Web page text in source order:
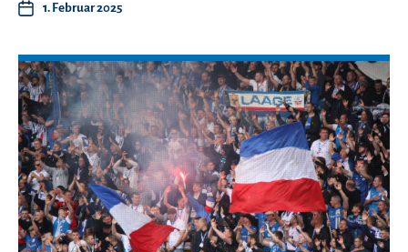
1. Februar 2025